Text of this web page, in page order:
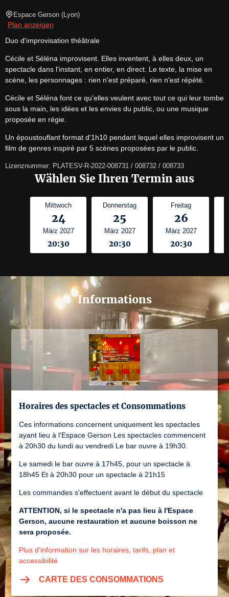
Espace Gerson (Lyon)
Plan anzeigen
Duo d'improvisation théâtrale
Cécile et Séléna improvisent. Elles inventent, à elles deux, un
spectacle dans l'instant, en entier, en direct. Le texte, la mise en
scène, les personnages : rien n'est préparé, rien n'est répété.
Cécile et Séléna font ce qu'elles veulent avec tout ce qui leur tombe
sous la main, les idées et les envies du public, ou une musique
proposée en régie.
Un époustouflant format d'1h10 pendant lequel elles improvisent un
film de genres inspiré par 5 scènes proposées par le public.
Lizenznummer: PLATESV-R-2022-008731 / 008732 / 008733
Wählen Sie Ihren Termin aus
Mittwoch
24
März 2027
20:30
Donnerstag
25
März 2027
20:30
Freitag
26
März 2027
20:30
Informations
Horaires des spectacles et Consommations
Ces informations concernent uniquement les spectacles
ayant lieu à l'Espace Gerson Les spectacles commencent
à 20h30 du lundi au vendredi Le bar ouvre à 19h30.
Le samedi le bar ouvre à 17h45, pour un spectacle à
18h45 Et à 20h30 pour un spectacle à 21h15
Les commandes s'effectuent avant le début du spectacle
ATTENTION, si le spectacle n'a pas lieu à l'Espace
Gerson, aucune restauration et aucune boisson ne
sera proposée.
Plus d'information sur les horaires, tarifs, plan et
accessibilité
CARTE DES CONSOMMATIONS